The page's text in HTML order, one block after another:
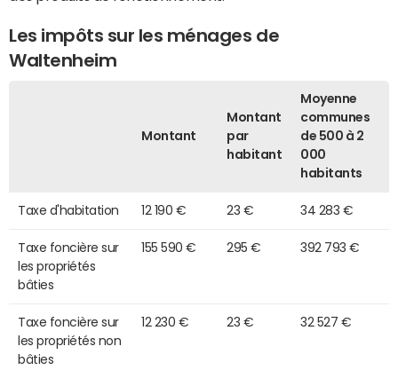
Les impôts sur les ménages de
Waltenheim
Montant
Montant
par
habitant
Moyenne
communes
de 500 à 2
000
habitants
Taxe d'habitation 12 190 € 23 € 34 283 €
Taxe foncière sur
les propriétés
bâties
155 590 € 295 € 392 793 €
Taxe foncière sur
les propriétés non
bâties
12 230 € 23 € 32 527 €